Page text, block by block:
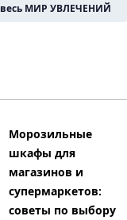
МИР УВЛЕЧЕНИЙ
Морозильные
шкафы для
магазинов и
супермаркетов:
советы по выбору